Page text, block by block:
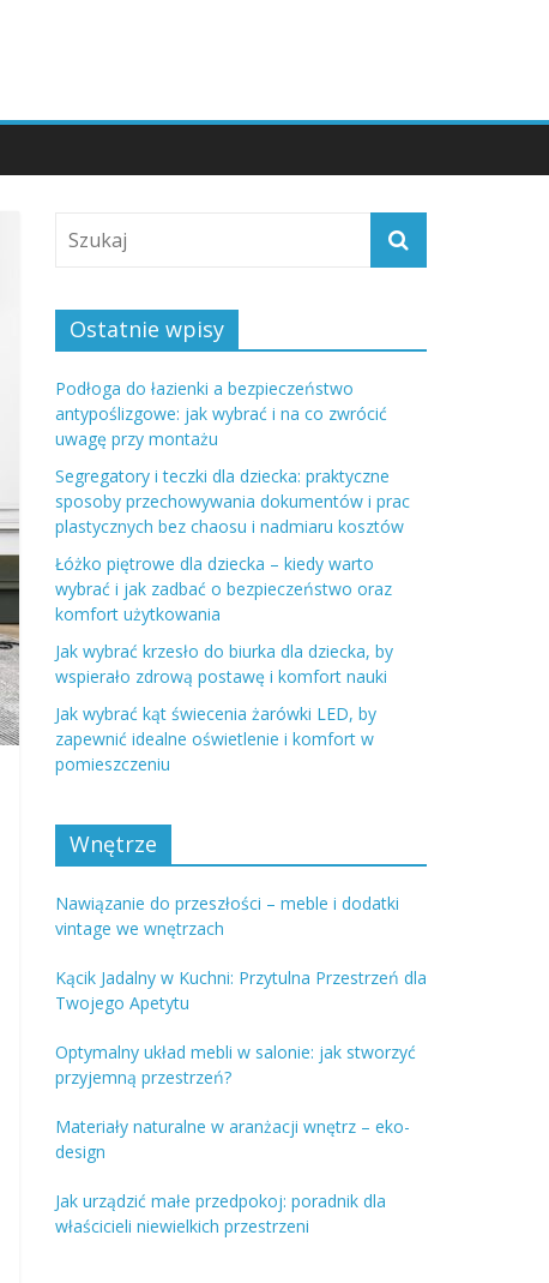
Ostatnie wpisy
Podłoga do łazienki a bezpieczeństwo
antypoślizgowe: jak wybrać i na co zwrócić
uwagę przy montażu
Segregatory i teczki dla dziecka: praktyczne
sposoby przechowywania dokumentów i prac
plastycznych bez chaosu i nadmiaru kosztów
Łóżko piętrowe dla dziecka – kiedy warto
wybrać i jak zadbać o bezpieczeństwo oraz
komfort użytkowania
Jak wybrać krzesło do biurka dla dziecka, by
wspierało zdrową postawę i komfort nauki
Jak wybrać kąt świecenia żarówki LED, by
zapewnić idealne oświetlenie i komfort w
pomieszczeniu
Wnętrze
Nawiązanie do przeszłości – meble i dodatki
vintage we wnętrzach
Kącik Jadalny w Kuchni: Przytulna Przestrzeń dla
Twojego Apetytu
Optymalny układ mebli w salonie: jak stworzyć
przyjemną przestrzeń?
Materiały naturalne w aranżacji wnętrz – eko-
design
Jak urządzić małe przedpokoj: poradnik dla
właścicieli niewielkich przestrzeni